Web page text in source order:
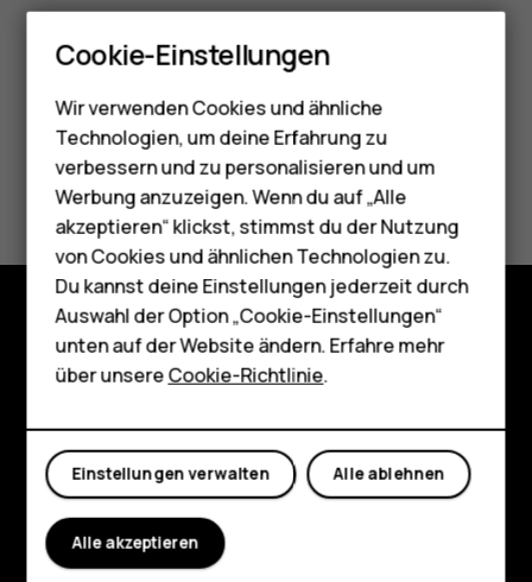
Smartphones
Feature Phones
Telefone für Senioren
Zubehör
HMD Terra M
Für Unternehmen
Tablets
Shop
Mein Konto
Did you find this helpful?
Ja Nein
Shop
Planet and people
Support
FacebookInstagram
Tiktok Youtube
Cookie-Einstellungen
Wir verwenden Cookies und ähnliche
Technologien, um deine Erfahrung zu
verbessern und zu personalisieren und um
Werbung anzuzeigen. Wenn du auf „Alle
akzeptieren“ klickst, stimmst du der Nutzung
von Cookies und ähnlichen Technologien zu.
Du kannst deine Einstellungen jederzeit durch
Auswahl der Option „Cookie-Einstellungen“
unten auf der Website ändern. Erfahre mehr
über unsereCookie-Richtlinie.
Alle ablehnen
Einstellungen verwalten
Alle akzeptieren